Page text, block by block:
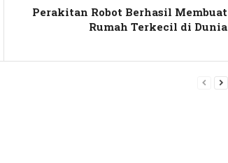
Perakitan Robot Berhasil Membuat
Rumah Terkecil di Dunia